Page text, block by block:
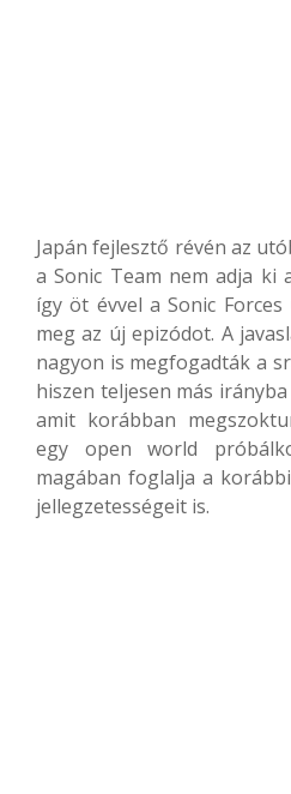
Japán fejlesztő révén az
a Sonic Team nem adja ki
így öt évvel a Sonic
meg az új epizódot. A
nagyon is megfogadták a
hiszen teljesen más
amit korábban
egy open world
magában foglalja a
jellegzetességeit is.